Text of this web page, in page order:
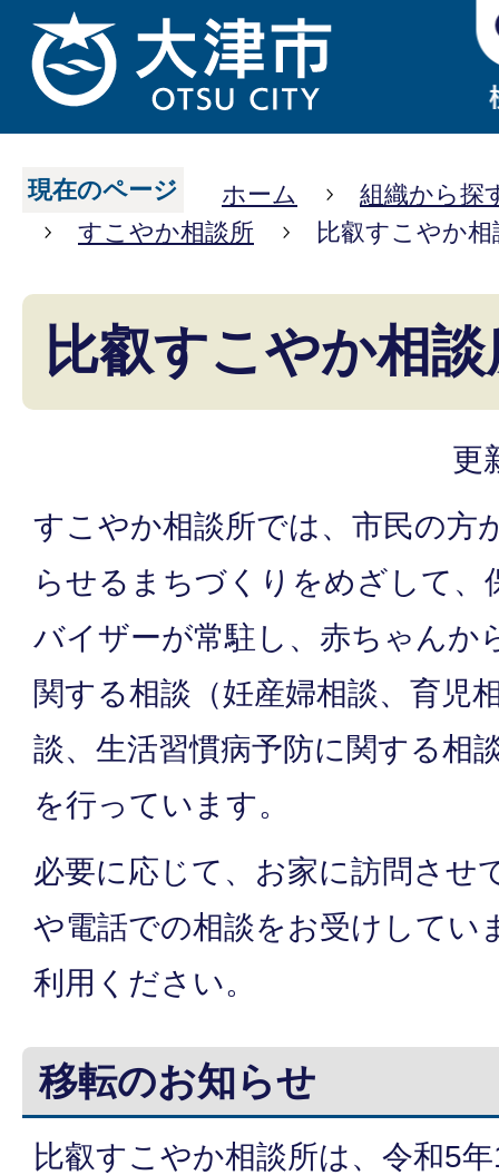
現在のページ ホーム
組織から探
すこやか相談所
比叡すこやか相
比叡すこやか相談
更
すこやか相談所では、市民の方
らせるまちづくりをめざして、
バイザーが常駐し、赤ちゃんか
関する相談（妊産婦相談、育児
談、生活習慣病予防に関する相
を行っています。
必要に応じて、お家に訪問させ
や電話での相談をお受けしてい
利用ください。
移転のお知らせ
比叡すこやか相談所は、令和5